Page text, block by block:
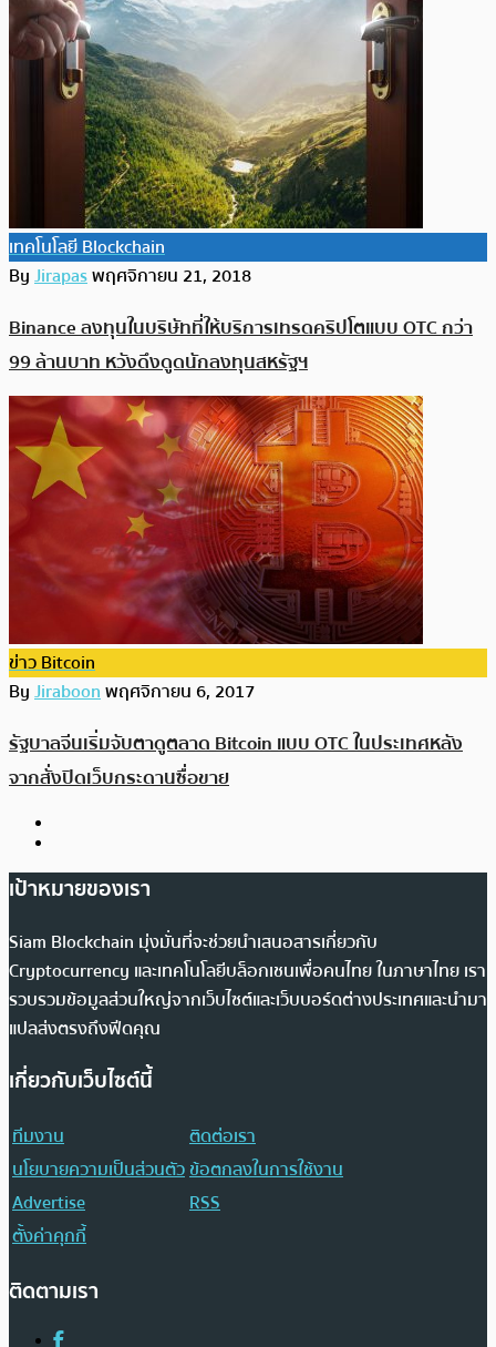
เทคโนโลยี Blockchain
ByJirapasพฤศจิกายน 21, 2018
Binance ลงทุนในบริษัทที่ให้บริการเทรดคริปโตแบบ OTC กว่า
99 ล้านบาท หวังดึงดูดนักลงทุนสหรัฐฯ
ข่าว Bitcoin
ByJiraboonพฤศจิกายน 6, 2017
รัฐบาลจีนเริ่มจับตาดูตลาด Bitcoin แบบ OTC ในประเทศหลัง
จากสั่งปิดเว็บกระดานซื่อขาย
เป้าหมายของเรา
Siam Blockchain มุ่งมั่นที่จะช่วยนำเสนอสารเกี่ยวกับ
Cryptocurrency และเทคโนโลยีบล็อกเชนเพื่อคนไทย ในภาษาไทย เรา
รวบรวมข้อมูลส่วนใหญ่จากเว็บไซต์และเว็บบอร์ดต่างประเทศและนำมา
แปลส่งตรงถึงฟีดคุณ
เกี่ยวกับเว็บไซต์นี้
ทีมงาน
ติดต่อเรา
นโยบายความเป็นส่วนตัวข้อตกลงในการใช้งาน
Advertise
RSS
ตั้งค่าคุกกี้
ติดตามเรา